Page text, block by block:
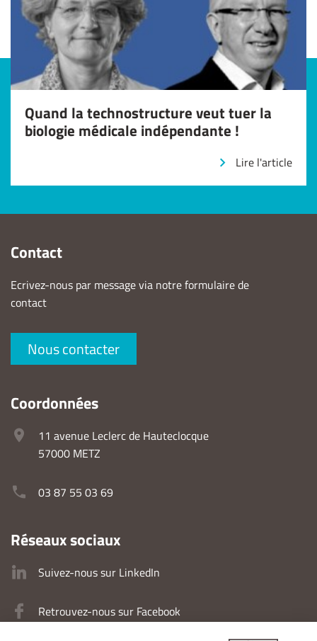
Quand la technostructure veut tuer la
biologie médicale indépendante !
Lire l'article
Contact
Ecrivez-nous par message via notre formulaire de
contact
Nous contacter
Coordonnées
11 avenue Leclerc de Hauteclocque
57000 METZ
03 87 55 03 69
Réseaux sociaux
Suivez-nous sur LinkedIn
Retrouvez-nous sur Facebook